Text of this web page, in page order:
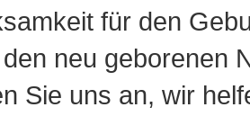
für den
neu geborenen
Sie uns an, wir